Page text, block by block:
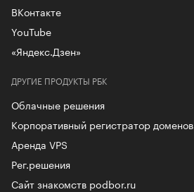
ДРУГИЕ ПРОДУКТЫ РБК
Облачные решения
Корпоративный регистратор доменов
Аренда VPS
Рег.решения
Сайт знакомств podbor.ru
ВКонтакте
YouTube
«Яндекс.Дзен»